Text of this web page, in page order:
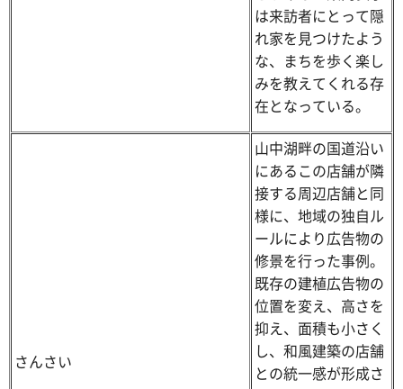
は来訪者にとって隠
れ家を見つけたよう
な、まちを歩く楽し
みを教えてくれる存
在となっている。
さんさい
山中湖畔の国道沿い
にあるこの店舗が隣
接する周辺店舗と同
様に、地域の独自ル
ールにより広告物の
修景を行った事例。
既存の建植広告物の
位置を変え、高さを
抑え、面積も小さく
し、和風建築の店舗
との統一感が形成さ